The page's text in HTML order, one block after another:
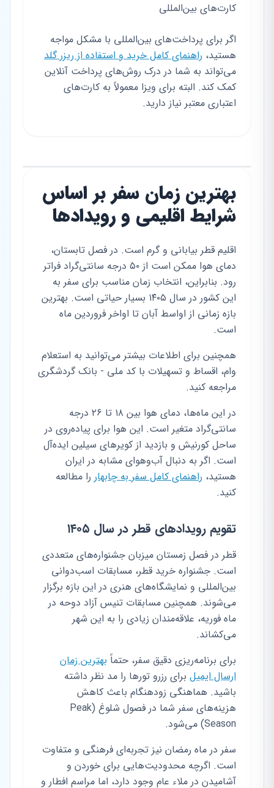
کارت‌های بین‌المللی
اگر برای پرداخت‌های بین‌المللی با مشکل مواجه
هستید، راهنمای کامل خرید و استفاده از ریزر گلد
می‌تواند به شما در درک روش‌های پرداخت آنلاین
کمک کند. البته برای ویزا معمولاً به کارت‌های
اعتباری معتبر نیاز دارید.
بهترین زمان سفر بر اساس
شرایط اقلیمی و رویدادها
اقلیم قطر بیابانی و گرم است. در فصل تابستان،
دمای هوا ممکن است از ۵۰ درجه سانتی‌گراد فراتر
رود. بنابراین، انتخاب زمان مناسب برای سفر به
این کشور در سال ۱۴۰۵ بسیار حیاتی است. بهترین
بازه زمانی از اواسط آبان تا اواخر فروردین ماه
است.
همچنین برای اطلاعات بیشتر می‌توانید به استعلام
وام، اقساط و تسهیلات با کد ملی - بانک گردشگری
مراجعه کنید.
در این ماه‌ها، دمای هوا بین ۱۸ تا ۲۶ درجه
سانتی‌گراد متغیر است. این هوا برای پیاده‌روی در
ساحل کورنیش و بازدید از کویرهای سیلین ایده‌آل
است. اگر به دنبال آب‌وهوای مشابه در ایران
هستید، راهنمای کامل سفر به چابهار را مطالعه
کنید.
تقویم رویدادهای قطر در سال ۱۴۰۵
قطر در فصل زمستان میزبان جشنواره‌های متعددی
است. جشنواره خرید قطر، مسابقات اسب‌دوانی
بین‌المللی و نمایشگاه‌های هنری در این بازه برگزار
می‌شوند. همچنین مسابقات تنیس آزاد دوحه در
ماه فوریه، علاقه‌مندان زیادی را به این شهر
می‌کشاند.
برای برنامه‌ریزی دقیق سفر، حتماً بهترین زمان
ارسال ایمیل برای رزرو تورها را مد نظر داشته
باشید. هماهنگی زودهنگام باعث کاهش
هزینه‌های سفر شما در فصول شلوغ (Peak
Season) می‌شود.
سفر در ماه رمضان نیز تجربه‌ای فرهنگی و متفاوت
است. اگرچه محدودیت‌هایی برای خوردن و
آشامیدن در ملاء عام وجود دارد، اما مراسم افطار و